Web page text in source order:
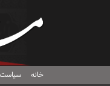
خانه سیاست